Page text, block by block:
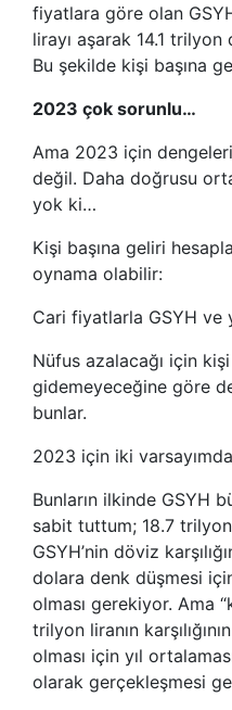
fiyatlara göre olan
lirayı aşarak 14.1
Bu şekilde kişi başına
2023 çok sorunlu…
Ama 2023 için
değil. Daha doğrusu
yok ki…
Kişi başına geliri
oynama olabilir:
Cari fiyatlarla GSYH ve
Nüfus azalacağı için
gidemeyeceğine göre
bunlar.
2023 için iki
Bunların ilkinde GSYH
sabit tuttum; 18.7
GSYH’nin döviz
dolara denk düşmesi
olması gerekiyor. Ama
trilyon liranın
olması için yıl
olarak gerçekleşmesi